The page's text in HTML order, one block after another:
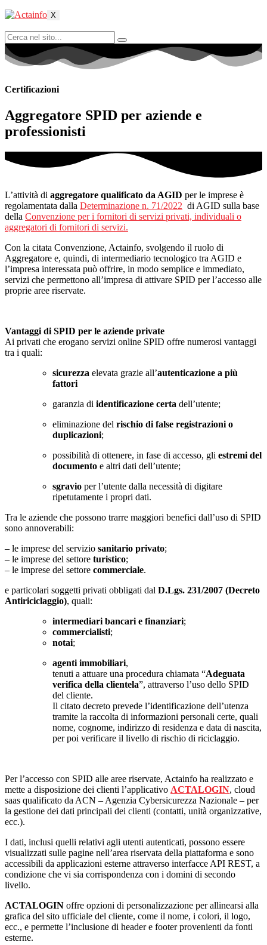
X
Certificazioni
Aggregatore SPID per aziende e
professionisti
L’attività di aggregatore qualificato da AGID per le imprese è
regolamentata dalla Determinazione n. 71/2022 di AGID sulla base
della Convenzione per i fornitori di servizi privati, individuali o
aggregatori di fornitori di servizi.
Con la citata Convenzione, Actainfo, svolgendo il ruolo di
Aggregatore e, quindi, di intermediario tecnologico tra AGID e
l’impresa interessata può offrire, in modo semplice e immediato,
servizi che permettono all’impresa di attivare SPID per l’accesso alle
proprie aree riservate.
Vantaggi di SPID per le aziende private
Ai privati che erogano servizi online SPID offre numerosi vantaggi
tra i quali:
sicurezza elevata grazie all’autenticazione a più
fattori
garanzia di identificazione certa dell’utente;
eliminazione del rischio di false registrazioni o
duplicazioni;
possibilità di ottenere, in fase di accesso, gli estremi del
documento e altri dati dell’utente;
sgravio per l’utente dalla necessità di digitare
ripetutamente i propri dati.
Tra le aziende che possono trarre maggiori benefici dall’uso di SPID
sono annoverabili:
– le imprese del servizio sanitario privato;
– le imprese del settore turistico;
– le imprese del settore commerciale.
e particolari soggetti privati obbligati dal D.Lgs. 231/2007 (Decreto
Antiriciclaggio), quali:
intermediari bancari e finanziari;
commercialisti;
notai;
agenti immobiliari,
tenuti a attuare una procedura chiamata “Adeguata
verifica della clientela”, attraverso l’uso dello SPID
del cliente.
Il citato decreto prevede l’identificazione dell’utenza
tramite la raccolta di informazioni personali certe, quali
nome, cognome, indirizzo di residenza e data di nascita,
per poi verificare il livello di rischio di riciclaggio.
Per l’accesso con SPID alle aree riservate, Actainfo ha realizzato e
mette a disposizione dei clienti l’applicativo ACTALOGIN, cloud
saas qualificato da ACN – Agenzia Cybersicurezza Nazionale – per
la gestione dei dati principali dei clienti (contatti, unità organizzative,
ecc.).
I dati, inclusi quelli relativi agli utenti autenticati, possono essere
visualizzati sulle pagine nell’area riservata della piattaforma e sono
accessibili da applicazioni esterne attraverso interfacce API REST, a
condizione che vi sia corrispondenza con i domini di secondo
livello.
ACTALOGIN offre opzioni di personalizzazione per allinearsi alla
grafica del sito ufficiale del cliente, come il nome, i colori, il logo,
ecc., e permette l’inclusione di header e footer provenienti da fonti
esterne.